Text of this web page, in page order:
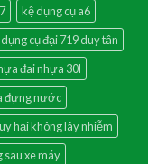
kệ dụng cụ a6
cụ đại 719 duy tân
đai nhựa 30l
đựng nước
hại không lây nhiễm
sau xe máy